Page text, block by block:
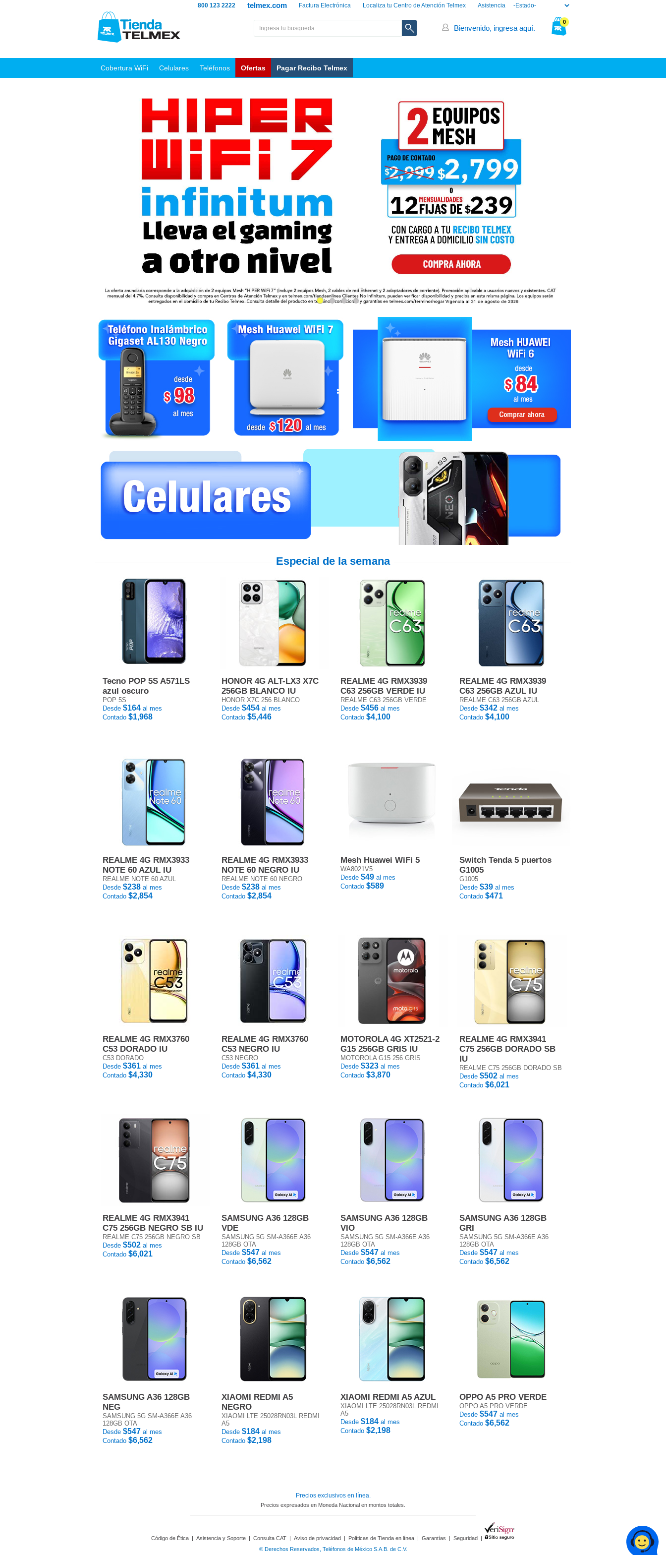
Asistencia
Localiza tu Centro de Atención Telmex
Factura Electrónica
telmex.com
800 123 2222
0
Bienvenido, ingresa aquí.
Cobertura WiFi Celulares Teléfonos Ofertas Pagar Recibo Telmex
Especial de la semana
Tecno POP 5S A571LS
azul oscuro
POP 5S
Desde $164 al mes
Contado $1,968
HONOR 4G ALT-LX3 X7C
256GB BLANCO IU
HONOR X7C 256 BLANCO
Desde $454 al mes
Contado $5,446
REALME 4G RMX3939
C63 256GB VERDE IU
REALME C63 256GB VERDE
Desde $456 al mes
Contado $4,100
REALME 4G RMX3939
C63 256GB AZUL IU
REALME C63 256GB AZUL
Desde $342 al mes
Contado $4,100
REALME 4G RMX3933
NOTE 60 AZUL IU
REALME NOTE 60 AZUL
Desde $238 al mes
Contado $2,854
REALME 4G RMX3933
NOTE 60 NEGRO IU
REALME NOTE 60 NEGRO
Desde $238 al mes
Contado $2,854
Mesh Huawei WiFi 5
WA8021V5
Desde $49 al mes
Contado $589
Switch Tenda 5 puertos
G1005
G1005
Desde $39 al mes
Contado $471
REALME 4G RMX3760
C53 DORADO IU
C53 DORADO
Desde $361 al mes
Contado $4,330
REALME 4G RMX3760
C53 NEGRO IU
C53 NEGRO
Desde $361 al mes
Contado $4,330
MOTOROLA 4G XT2521-2
G15 256GB GRIS IU
MOTOROLA G15 256 GRIS
Desde $323 al mes
Contado $3,870
REALME 4G RMX3941
C75 256GB DORADO SB
IU
REALME C75 256GB DORADO SB
Desde $502 al mes
Contado $6,021
REALME 4G RMX3941
C75 256GB NEGRO SB IU
REALME C75 256GB NEGRO SB
Desde $502 al mes
Contado $6,021
SAMSUNG A36 128GB
VDE
SAMSUNG 5G SM-A366E A36
128GB OTA
Desde $547 al mes
Contado $6,562
SAMSUNG A36 128GB
VIO
SAMSUNG 5G SM-A366E A36
128GB OTA
Desde $547 al mes
Contado $6,562
SAMSUNG A36 128GB
GRI
SAMSUNG 5G SM-A366E A36
128GB OTA
Desde $547 al mes
Contado $6,562
SAMSUNG A36 128GB
NEG
SAMSUNG 5G SM-A366E A36
128GB OTA
Desde $547 al mes
Contado $6,562
XIAOMI REDMI A5
NEGRO
XIAOMI LTE 25028RN03L REDMI
A5
Desde $184 al mes
Contado $2,198
XIAOMI REDMI A5 AZUL
XIAOMI LTE 25028RN03L REDMI
A5
Desde $184 al mes
Contado $2,198
OPPO A5 PRO VERDE
OPPO A5 PRO VERDE
Desde $547 al mes
Contado $6,562
Precios exclusivos en línea.
Precios expresados en Moneda Nacional en montos totales.
Código de Ética | Asistencia y Soporte | Consulta CAT | Aviso de privacidad | Políticas de Tienda en línea | Garantías | Seguridad |
© Derechos Reservados, Teléfonos de México S.A.B. de C.V.